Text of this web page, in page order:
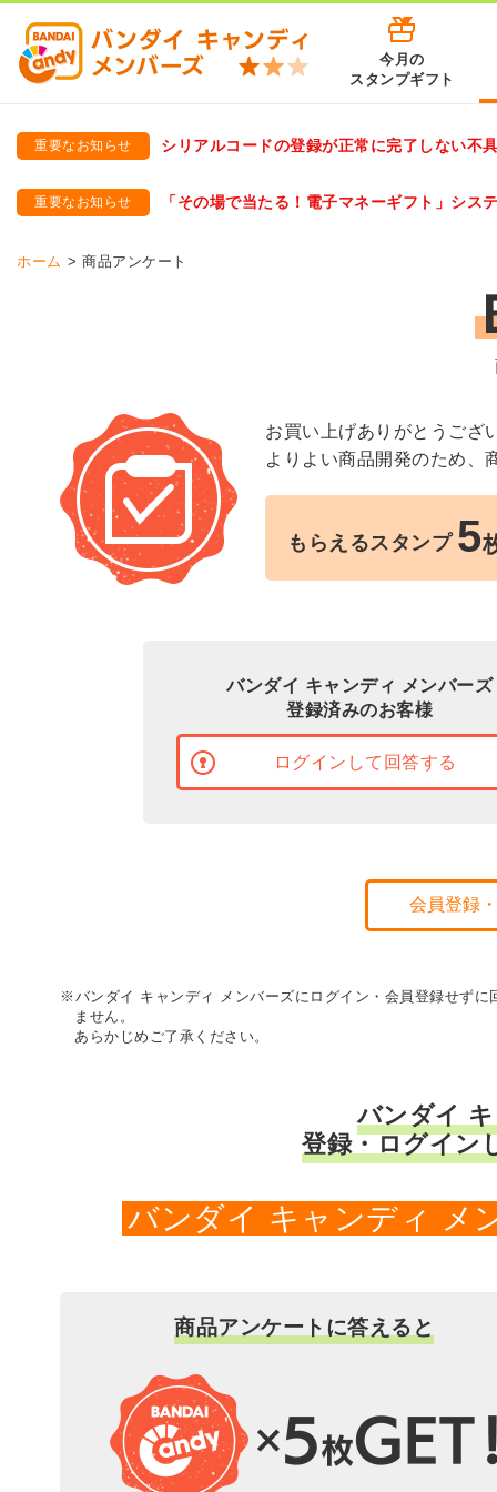
今月の
スタンプギフト
重要なお知らせ
シリアルコードの登録が正常に完了しない不
重要なお知らせ
「その場で当たる！電子マネーギフト」シス
ホーム 商品アンケート
お買い上げありがとうござ
よりよい商品開発のため、
もらえるスタンプ 5
バンダイ キャンディ メンバーズ
登録済みのお客様
ログインして回答する
会員登録
※バンダイ キャンディ メンバーズにログイン・会員登録せず
ません。
あらかじめご了承ください。
バンダイ
登録・ログイン
バンダイ キャンディ メ
商品アンケートに答えると